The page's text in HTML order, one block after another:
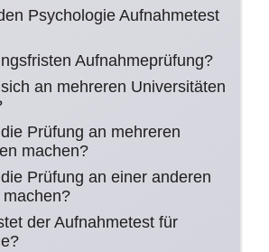
Psychologie Aufnahmetest
Aufnahmeprüfung?
an mehreren Universitäten
Prüfung an mehreren
machen?
Prüfung an einer anderen
der Aufnahmetest für